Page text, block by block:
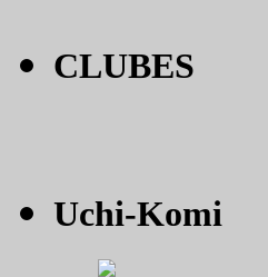
CLUBES
Uchi-Komi